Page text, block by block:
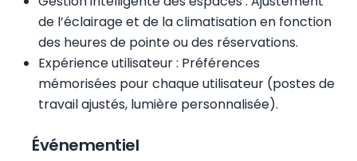
de l’éclairage et de la climatisation en fonction
des heures de pointe ou des réservations.
Expérience utilisateur : Préférences
mémorisées pour chaque utilisateur (postes de
travail ajustés, lumière personnalisée).
Événementiel